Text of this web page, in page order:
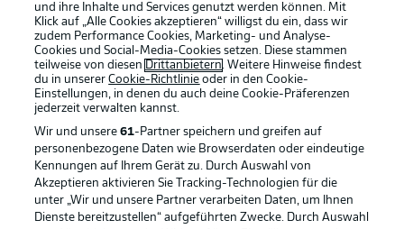
Rechtliche Hinweise Voreinstellungen verwalten
und ihre Inhalte und Services genutzt werden können. Mit
Klick auf „Alle Cookies akzeptieren“ willigst du ein, dass wir
zudem Performance Cookies, Marketing- und Analyse-
Cookies und Social-Media-Cookies setzen. Diese stammen
teilweise von diesen Drittanbietern. Weitere Hinweise findest
du in unsererCookie-Richtlinie oder in den Cookie-
Einstellungen, in denen du auch deine Cookie-Präferenzen
jederzeit verwalten kannst.
Wir und unsere61-Partner speichern und greifen auf
personenbezogene Daten wie Browserdaten oder eindeutige
Kennungen auf Ihrem Gerät zu. Durch Auswahl von
Akzeptieren aktivieren Sie Tracking-Technologien für die
unter „Wir und unsere Partner verarbeiten Daten, um Ihnen
Dienste bereitzustellen“ aufgeführten Zwecke. Durch Auswahl